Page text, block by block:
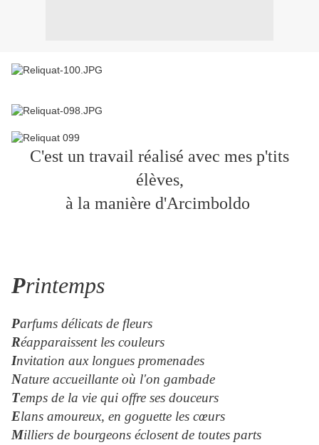
C'est un travail réalisé avec mes p'tits
élèves,
à la manière d'Arcimboldo
Printemps
Parfums délicats de fleurs
Réapparaissent les couleurs
Invitation aux longues promenades
Nature accueillante où l'on gambade
Temps de la vie qui offre ses douceurs
Elans amoureux, en goguette les cœurs
Milliers de bourgeons éclosent de toutes parts